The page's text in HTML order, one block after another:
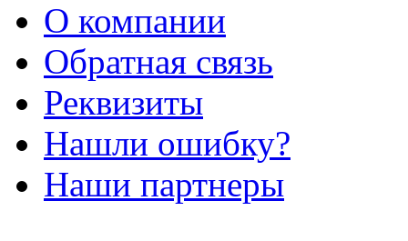
О компании
Обратная связь
Реквизиты
Нашли ошибку?
Наши партнеры